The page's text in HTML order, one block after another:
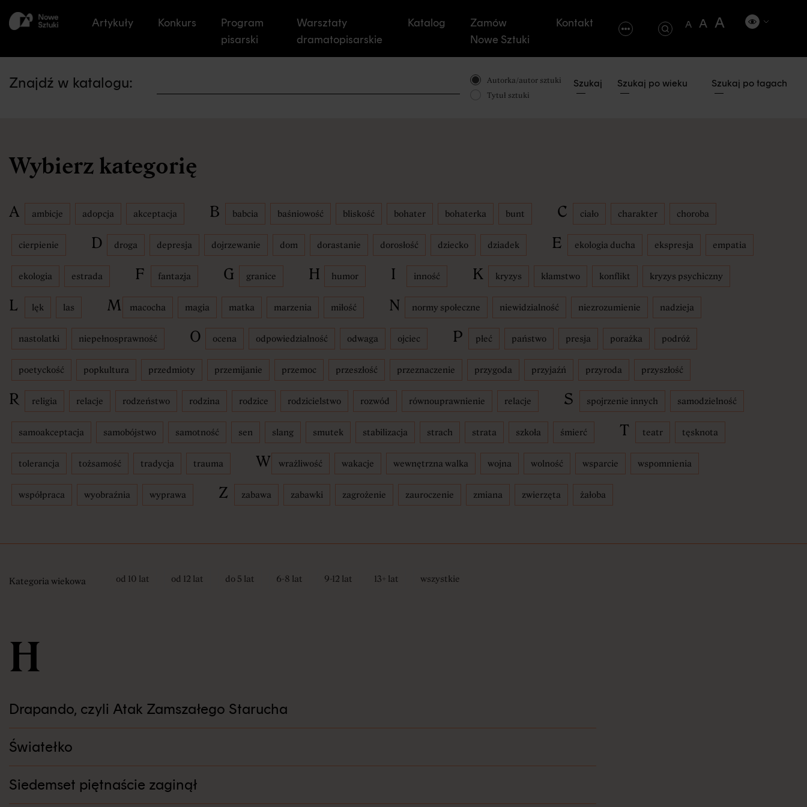
do
Artykuły Konkurs
Program
pisarski
Warsztaty
dramatopisarskie
Katalog
Zamów
Nowe Sztuki
Kontakt A A A
Artykuły
Konkurs
Program pisars
ki
Warsztaty dra
matopisarskie
Katalog
Zamów Nowe
Kontakt
Znajdź w katalogu:
Autorka/autor sztuki
Tytuł sztuki
Szukaj Szukaj po wieku Szukaj po tagach
Wybierz kategorię
A ambicje adopcja akceptacja B babcia baśniowość bliskość bohater bohaterka bunt C ciało charakter choroba
cierpienie D droga depresja dojrzewanie dom dorastanie dorosłość dziecko dziadek E ekologia ducha ekspresja empatia
ekologia estrada F fantazja G granice H humor I inność K kryzys kłamstwo konflikt kryzys psychiczny
L lęk las M macocha magia matka marzenia miłość N normy społeczne niewidzialność niezrozumienie nadzieja
nastolatki niepełnosprawność O ocena odpowiedzialność odwaga ojciec P płeć państwo presja porażka podróż
poetyckość popkultura przedmioty przemijanie przemoc przeszłość przeznaczenie przygoda przyjaźń przyroda przyszłość
R religia relacje rodzeństwo rodzina rodzice rodzicielstwo rozwód równouprawnienie relacje S spojrzenie innych samodzielność
samoakceptacja samobójstwo samotność sen slang smutek stabilizacja strach strata szkoła śmierć T teatr tęsknota
tolerancja tożsamość tradycja trauma W wrażliwość wakacje wewnętrzna walka wojna wolność wsparcie wspomnienia
współpraca wyobraźnia wyprawa Z zabawa zabawki zagrożenie zauroczenie zmiana zwierzęta żałoba
Kategoria wiekowa od 10 lat od 12 lat do 5 lat 6-8 lat 9-12 lat 13+ lat wszystkie
H
Drapando, czyli Atak Zamszałego Starucha
Światełko
Siedemset piętnaście zaginął